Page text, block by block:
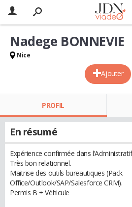
Ajouter
Nadege BONNEVIE
Nice
PROFIL
En résumé
Expérience confirmée dans
Très bon relationnel.
Maitrise des outils bureautiques (Pack
Office/Outlook/SAP/Salesforce CRM).
Permis B + Véhicule